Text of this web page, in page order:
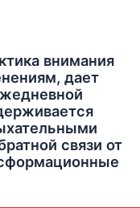
внимания
дает
связи от